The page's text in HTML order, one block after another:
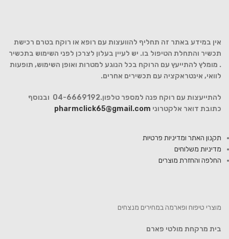
אין במידע באתר זה תחליף להוועצות עם רופא או רוקח בטרם רכישת
תכשיר והתחלת הטיפול בו. יש לעיין בעלון לצרכן לפני השימוש בתכשיר
. מומלץ להתייעץ עם הרוקח בכל הנוגע למטרות ואופן השימוש, תופעות
לוואי, אינטראקציה עם תכשירים אחרים.
להתייעצות עם רוקח פנה למספר טלפון.04-6669192 ובנוסף
כתובת דואר אלקטרוני pharmclick65@gmail.com
תקנון האתר ומדיניות פרטיות
מדיניות משלוחים
החלפה והחזרת מוצרים
מוצרי טיפוח ופארמה במחירים מנצחים
בית מרקחת מולטי פארם